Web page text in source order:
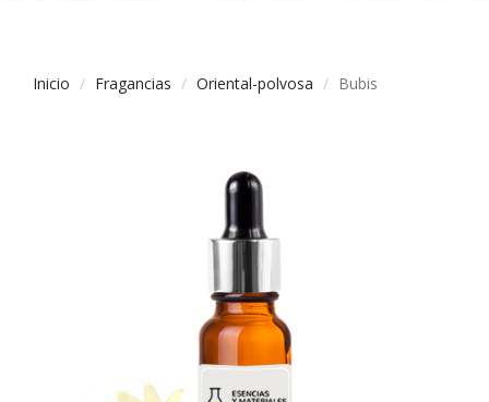
Inicio Fragancias Oriental-polvosa Bubis